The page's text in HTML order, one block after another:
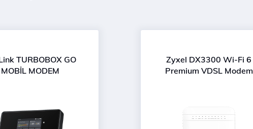
TURBOBOX GO
MOBİL MODEM
Zyxel DX3300 Wi-Fi 6
Premium VDSL Modem